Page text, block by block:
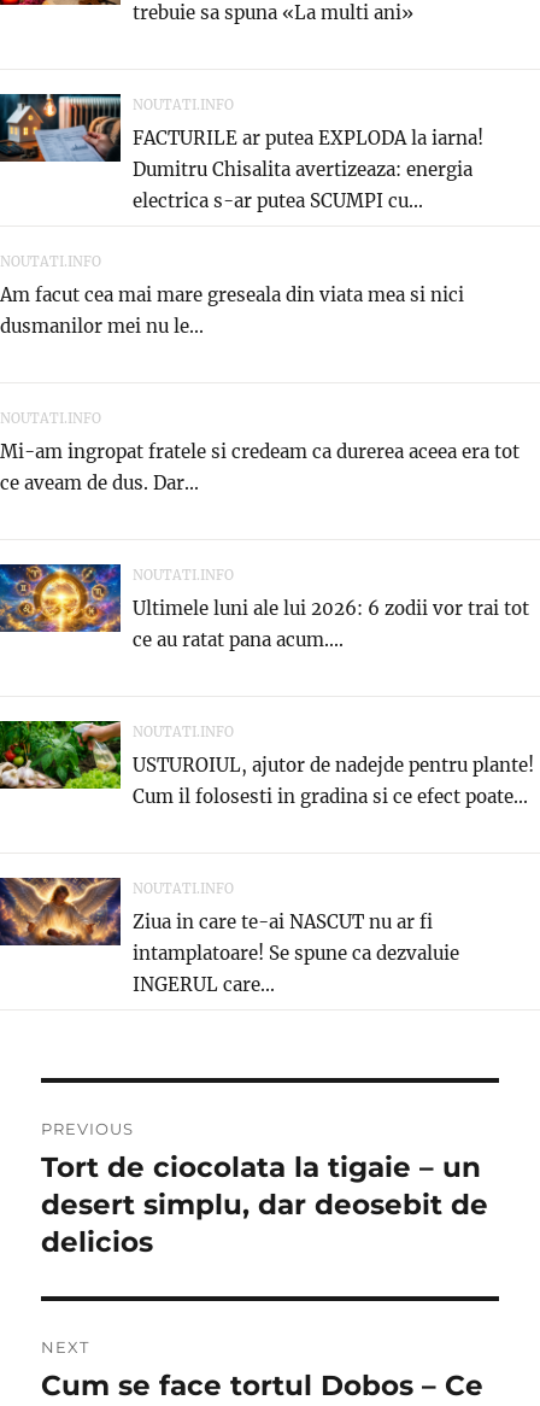
trebuie sa spuna «La multi ani»
NOUTATI.INFO
FACTURILE ar putea EXPLODA la iarna!
Dumitru Chisalita avertizeaza: energia
electrica s-ar putea SCUMPI cu...
NOUTATI.INFO
Am facut cea mai mare greseala din viata mea si nici
dusmanilor mei nu le...
NOUTATI.INFO
Mi-am ingropat fratele si credeam ca durerea aceea era tot
ce aveam de dus. Dar...
NOUTATI.INFO
Ultimele luni ale lui 2026: 6 zodii vor trai tot
ce au ratat pana acum....
NOUTATI.INFO
USTUROIUL, ajutor de nadejde pentru plante!
Cum il folosesti in gradina si ce efect poate...
NOUTATI.INFO
Ziua in care te-ai NASCUT nu ar fi
intamplatoare! Se spune ca dezvaluie
INGERUL care...
navigation
PREVIOUS
Previous
post:
Tort de ciocolata la tigaie – un
desert simplu, dar deosebit de
delicios
NEXT
Next
Cum se face tortul Dobos – Ce